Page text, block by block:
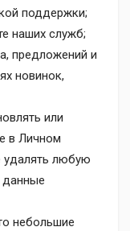
поддержки;
наших служб;
предложений и
новинок,
или
в Личном
удалять любую
небольшие